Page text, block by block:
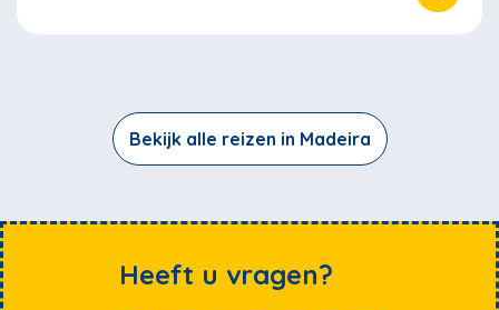
Bekijk alle reizen in Madeira
Heeft u vragen?